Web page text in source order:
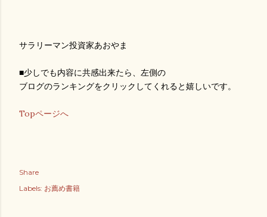
サラリーマン投資家あおやま
■少しでも内容に共感出来たら、左側の
ブログのランキングをクリックしてくれると嬉しいです。
Topページへ
Share
Labels: お薦め書籍